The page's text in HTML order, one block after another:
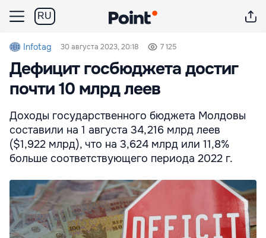
RU
Infotag 30 августа 2023, 20:18 7 125
Дефицит госбюджета достиг
почти 10 млрд леев
Доходы государственного бюджета Молдовы
составили на 1 августа 34,216 млрд леев
($1,922 млрд), что на 3,624 млрд или 11,8%
больше соответствующего периода 2022 г.